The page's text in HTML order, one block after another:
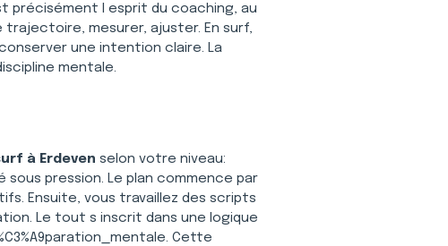
précisément l esprit du coaching, au
mesurer, ajuster. En surf,
une intention claire. La
mentale.
à Erdeven selon votre niveau:
pression. Le plan commence par
Ensuite, vous travaillez des scripts
Le tout s inscrit dans une logique
Cette